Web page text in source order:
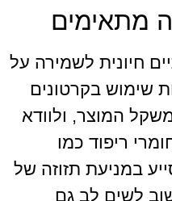
מתאימים
חיונית לשמירה על
שימוש בקרטונים
המוצר, ולוודא
ריפוד כמו
במניעת תזוזה של
לשים לב גם